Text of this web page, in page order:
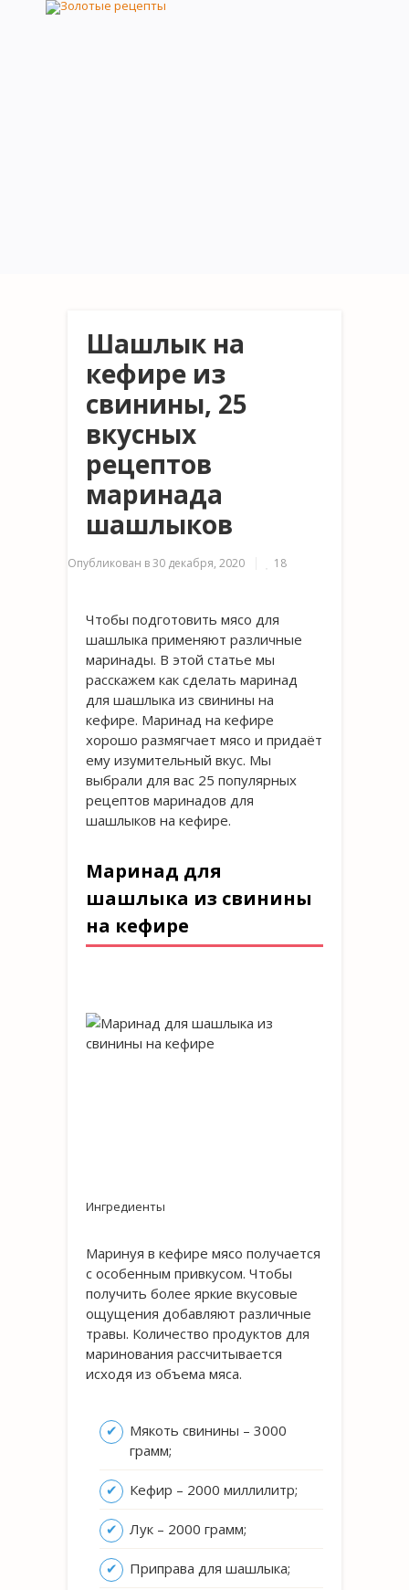
Шашлык на
кефире из
свинины, 25
вкусных
рецептов
маринада
шашлыков
Опубликован в30 декабря, 2020 18
Чтобы подготовить мясо для
шашлыка применяют различные
маринады. В этой статье мы
расскажем как сделать маринад
для шашлыка из свинины на
кефире. Маринад на кефире
хорошо размягчает мясо и придаёт
ему изумительный вкус. Мы
выбрали для вас 25 популярных
рецептов маринадов для
шашлыков на кефире.
Маринад для
шашлыка из свинины
на кефире
Ингредиенты
Маринуя в кефире мясо получается
с особенным привкусом. Чтобы
получить более яркие вкусовые
ощущения добавляют различные
травы. Количество продуктов для
маринования рассчитывается
исходя из объема мяса.
Мякоть свинины – 3000
грамм;
Кефир – 2000 миллилитр;
Лук – 2000 грамм;
Приправа для шашлыка;